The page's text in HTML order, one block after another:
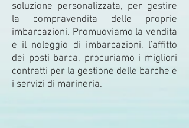
soluzione personalizzata, per gestire
la compravendita delle proprie
imbarcazioni. Promuoviamo la vendita
e il noleggio di imbarcazioni, l'affitto
dei posti barca, procuriamo i migliori
contratti per la gestione delle barche e
i servizi di marineria.